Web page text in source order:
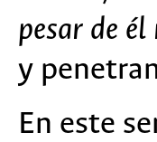
pesar de él
y
En este